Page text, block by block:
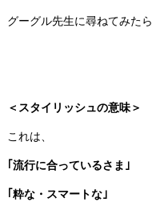
グーグル先生に尋ねてみたら
＜スタイリッシュの意味＞
これは、
｢流行に合っているさま｣
｢粋な・スマートな｣